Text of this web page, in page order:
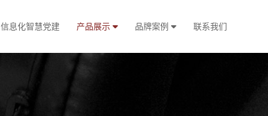
信息化智慧党建 产品展示 品牌案例 联系我们